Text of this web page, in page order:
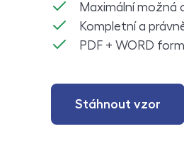
Maximální možná
Kompletní a
PDF + WORD
Stáhnout vzor